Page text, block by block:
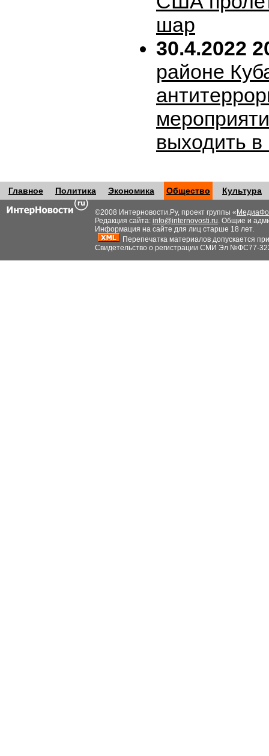
шар
30.4.2022
районе
выходить
Главное Политика Экономика Общество Культура
©2008 Интерновости.Ру, проект группы «
Редакция сайта: info@internovosti.ru. Общие и
Информация на сайте для лиц старше 18 лет.
Перепечатка материалов допускается
Свидетельство о регистрации СМИ Эл №ФС77-